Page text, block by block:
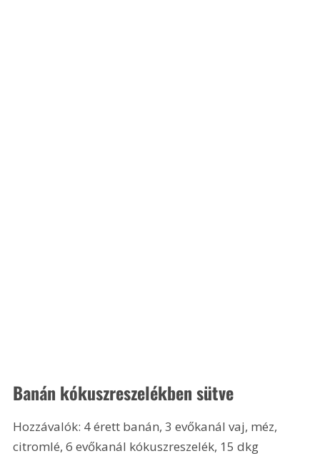
Banán kókuszreszelékben sütve
Hozzávalók: 4 érett banán, 3 evőkanál vaj, méz,
citromlé, 6 evőkanál kókuszreszelék, 15 dkg